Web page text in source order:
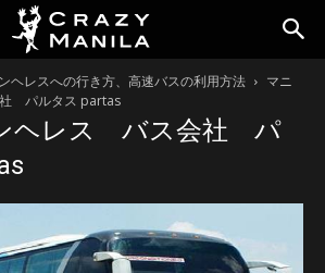
ヘレスへの行き方、高速バスの利用方法
マニ
パルタス partas
ヘレス バス会社 パ